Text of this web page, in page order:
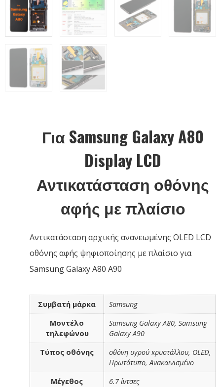
Για Samsung Galaxy A80
Display LCD
Αντικατάσταση οθόνης
αφής με πλαίσιο
Αντικατάσταση αρχικής ανανεωμένης OLED LCD
οθόνης αφής ψηφιοποίησης με πλαίσιο για
Samsung Galaxy A80 A90
Συμβατή μάρκα
Samsung
Μοντέλο
τηλεφώνου
Samsung Galaxy A80, Samsung
Galaxy A90
Τύπος οθόνης
οθόνη υγρού κρυστάλλου, OLED,
Πρωτότυπο, Ανακαινισμένο
Μέγεθος
6.7 ίντσες